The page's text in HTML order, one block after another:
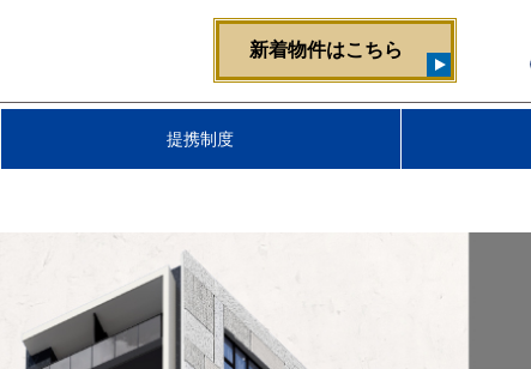
新着物件はこちら
提携制度